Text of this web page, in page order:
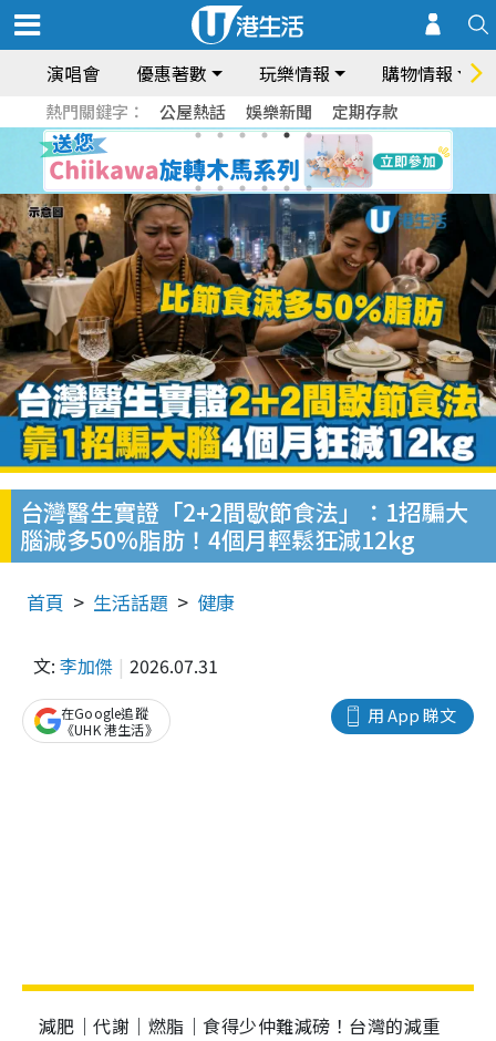
演唱會 優惠著數 玩樂情報 購物情報
熱門關鍵字： 公屋熱話 娛樂新聞 定期存款
台灣醫生實證「2+2間歇節食法」：1招騙大
腦減多50%脂肪！4個月輕鬆狂減12kg
首頁 生活話題 健康
文: 李加傑 2026.07.31
用 App 睇文
在Google追蹤
《UHK 港生活》
減肥｜代謝｜燃脂｜食得少仲難減磅！台灣的減重